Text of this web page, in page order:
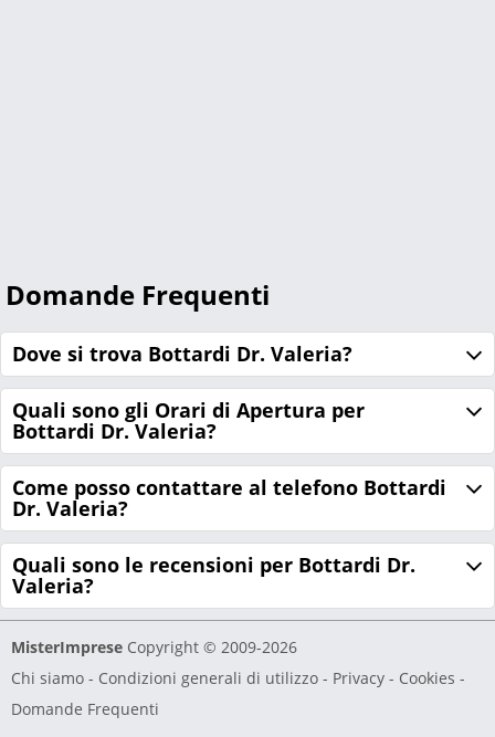
Domande Frequenti
Dove si trova Bottardi Dr. Valeria?
Quali sono gli Orari di Apertura per
Bottardi Dr. Valeria?
Come posso contattare al telefono Bottardi
Dr. Valeria?
Quali sono le recensioni per Bottardi Dr.
Valeria?
MisterImprese Copyright © 2009-2026
Chi siamo - Condizioni generali di utilizzo - Privacy - Cookies -
Domande Frequenti